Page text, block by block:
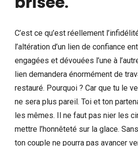
C’est ce qu’est réellement
l’altération d’un lien de confiance
engagées et dévouées l’une à
lien demandera énormément de
restauré. Pourquoi ? Car que tu le
ne sera plus pareil. Toi et ton
les mêmes. Il ne faut pas nier les
mettre l’honnêteté sur la glace.
ton couple ne pourra pas avancer